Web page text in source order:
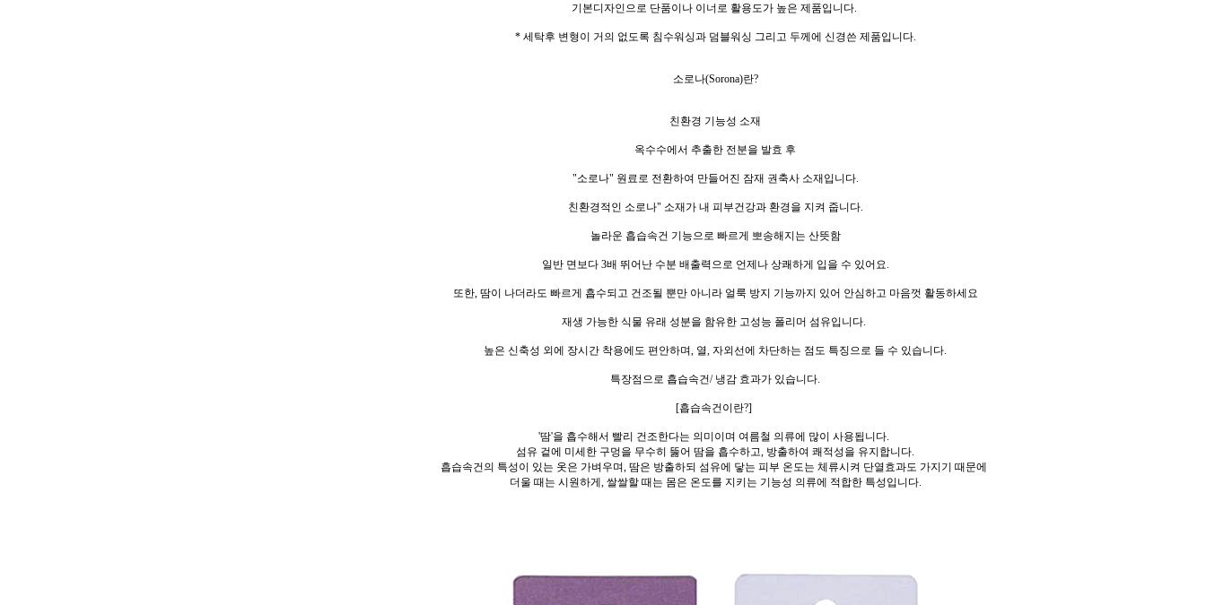
기본디자인으로 단품이나 이너로 활용도가 높은 제품입니다.
* 세탁후 변형이 거의 없도록 침수워싱과 덤블워싱 그리고 두께에 신경쓴 제품입니다.
소로나(Sorona)란?
친환경 기능성 소재
옥수수에서 추출한 전분을 발효 후
"소로나" 원료로 전환하여 만들어진 잠재 권축사 소재입니다.
친환경적인 소로나" 소재가 내 피부건강과 환경을 지켜 줍니다.
놀라운 흡습속건 기능으로 빠르게 뽀송해지는 산뜻함
일반 면보다 3배 뛰어난 수분 배출력으로 언제나 상쾌하게 입을 수 있어요.
또한, 땀이 나더라도 빠르게 흡수되고 건조될 뿐만 아니라 얼룩 방지 기능까지 있어 안심하고 마음껏 활동하세요
재생 가능한 식물 유래 성분을 함유한 고성능 폴리머 섬유입니다.
높은 신축성 외에 장시간 착용에도 편안하며, 열, 자외선에 차단하는 점도 특징으로 들 수 있습니다.
특장점으로 흡습속건/ 냉감 효과가 있습니다.
[흡습속건이란?]
'땀'을 흡수해서 빨리 건조한다는 의미이며 여름철 의류에 많이 사용됩니다.
섬유 겉에 미세한 구멍을 무수히 뚫어 땀을 흡수하고, 방출하여 쾌적성을 유지합니다.
흡습속건의 특성이 있는 옷은 가벼우며, 땀은 방출하되 섬유에 닿는 피부 온도는 체류시켜 단열효과도 가지기 때문에
더울 때는 시원하게, 쌀쌀할 때는 몸은 온도를 지키는 기능성 의류에 적합한 특성입니다.